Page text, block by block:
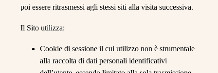
poi essere ritrasmessi agli stessi siti alla visita successiva.
Il Sito utilizza:
Cookie di sessione il cui utilizzo non è strumentale
alla raccolta di dati personali identificativi